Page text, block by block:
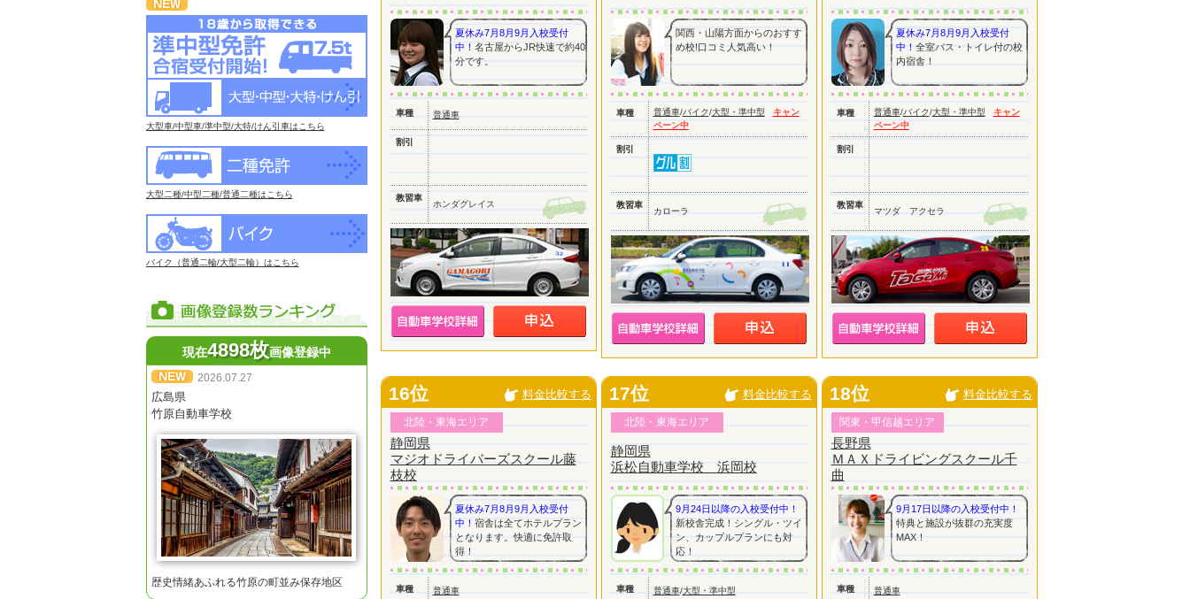
大型車/中型車/準中型/大特/けん引車はこちら
大型二種/中型二種/普通二種はこちら
バイク（普通二輪/大型二輪）はこちら
現在4898枚画像登録中
2026.07.27
広島県
竹原自動車学校
歴史情緒あふれる竹原の町並み保存地区
夏休み7月8月9月入校受付
中！ 名古屋からJR快速で約40
分です。
車種 普通車
割引
教習車
ホンダグレイス
関西・山陽方面からのおすす
め校!口コミ人気高い！
車種 普通車/バイク/大型・準中型
キャン
ペーン中
割引
教習車
カローラ
夏休み7月8月9月入校受付
中！ 全室バス・トイレ付の校
内宿舎！
車種 普通車/バイク/大型・準中型
キャン
ペーン中
割引
教習車
マツダ アクセラ
16位 料金比較する
北陸・東海エリア
静岡県
マジオドライバーズスクール藤
枝校
夏休み7月8月9月入校受付
中！ 宿舎は全てホテルプラン
となります。快適に免許取
得！
車種 普通車
17位 料金比較する
北陸・東海エリア
静岡県
浜松自動車学校 浜岡校
9月24日以降の入校受付中！
新校舎完成！シングル・ツイ
ン、カップルプランにも対
応！
車種 普通車/大型・準中型
18位 料金比較する
関東・甲信越エリア
長野県
ＭＡＸドライビングスクール千
曲
9月17日以降の入校受付中！
特典と施設が抜群の充実度
MAX！
車種 普通車